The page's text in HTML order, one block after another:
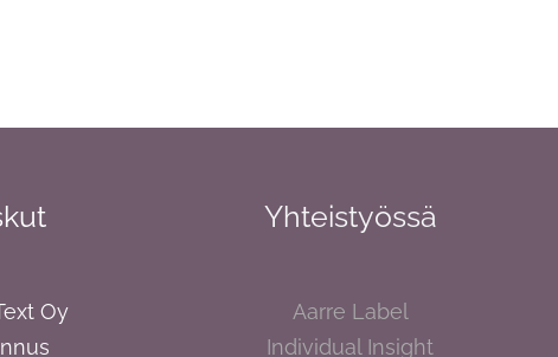
Oy
Yhteistyössä
Aarre Label
Individual Insight